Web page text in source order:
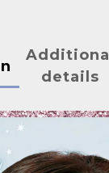
Additional
details